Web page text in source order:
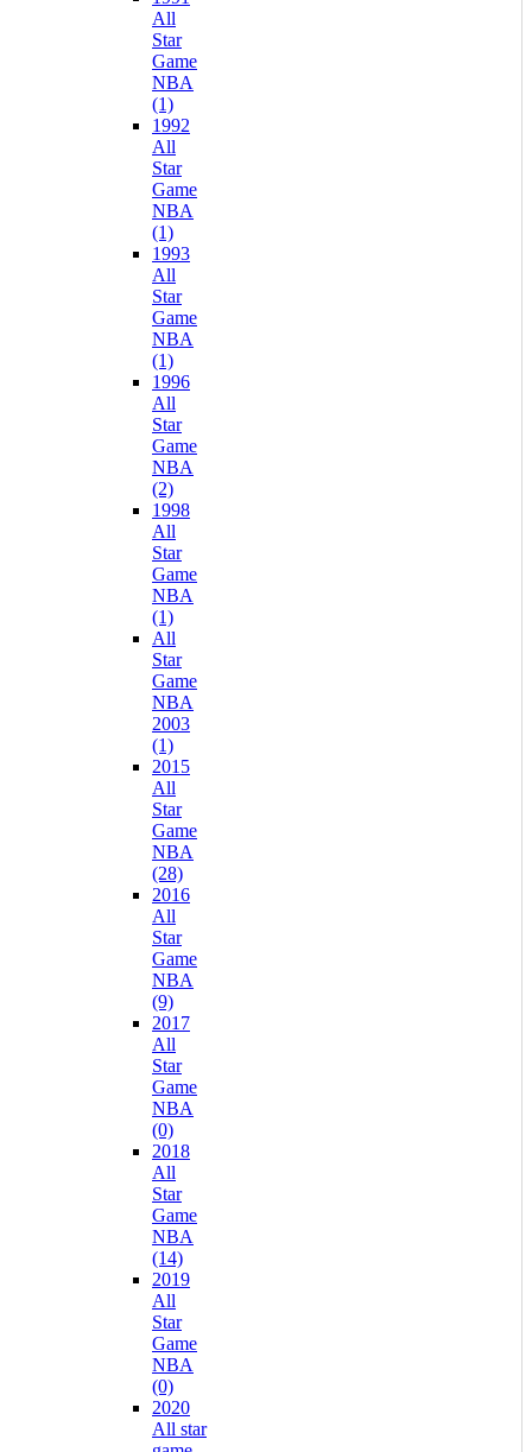
All
Star
Game
NBA
(1)
1992
All
Star
Game
NBA
(1)
1993
All
Star
Game
NBA
(1)
1996
All
Star
Game
NBA
(2)
1998
All
Star
Game
NBA
(1)
All
Star
Game
NBA
2003
(1)
2015
All
Star
Game
NBA
(28)
2016
All
Star
Game
NBA
(9)
2017
All
Star
Game
NBA
(0)
2018
All
Star
Game
NBA
(14)
2019
All
Star
Game
NBA
(0)
2020
All star